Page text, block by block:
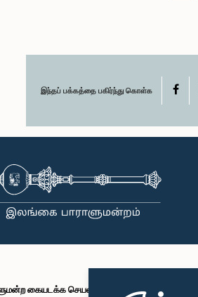
இந்தப் பக்கத்தை பகிர்ந்து கொள்க
கையடக்க செயலி